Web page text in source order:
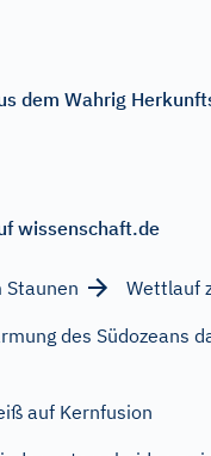
dem Wahrig
wissenschaft.de
Staunen
Wettlauf
des Südozeans
auf Kernfusion